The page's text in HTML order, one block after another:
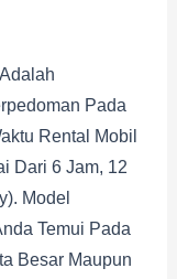
Pada
Rental Mobil
Dari 6 Jam, 12
Model
Temui Pada
Besar Maupun